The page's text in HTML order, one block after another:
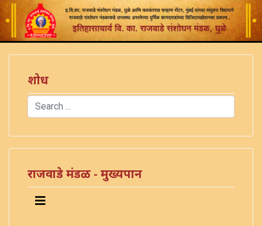
शोध
Search
राजवाडे मंडळ - मुख्यपान